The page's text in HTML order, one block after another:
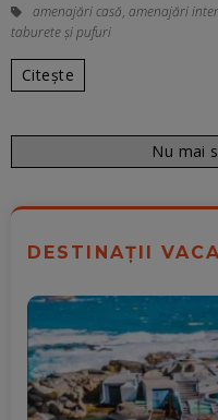
amenajări casă, amenajări
taburete și pufuri
Citește
Nu mai
DESTINAȚII